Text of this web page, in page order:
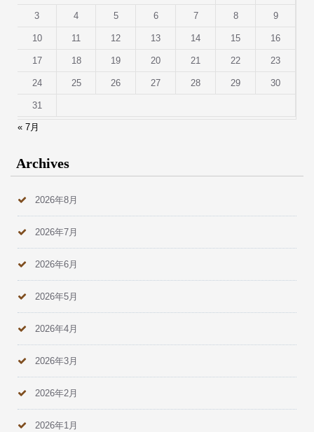
3 4 5 6 7 8 9
10 11 12 13 14 15 16
17 18 19 20 21 22 23
24 25 26 27 28 29 30
31
« 7月
Archives
2026年8月
2026年7月
2026年6月
2026年5月
2026年4月
2026年3月
2026年2月
2026年1月